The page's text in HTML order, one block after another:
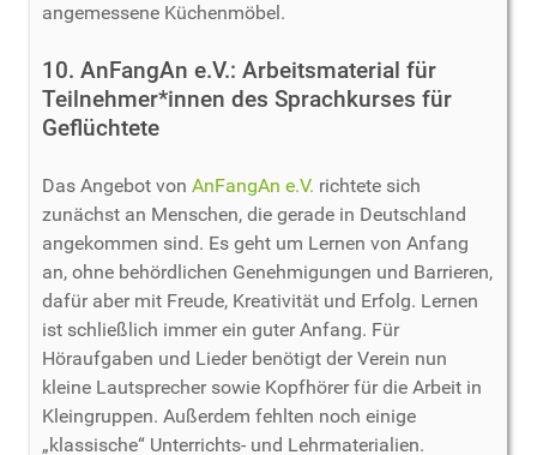
angemessene Küchenmöbel.
10. AnFangAn e.V.: Arbeitsmaterial für
Teilnehmer*innen des Sprachkurses für
Geflüchtete
Das Angebot von AnFangAn e.V. richtete sich
zunächst an Menschen, die gerade in Deutschland
angekommen sind. Es geht um Lernen von Anfang
an, ohne behördlichen Genehmigungen und Barrieren,
dafür aber mit Freude, Kreativität und Erfolg. Lernen
ist schließlich immer ein guter Anfang. Für
Höraufgaben und Lieder benötigt der Verein nun
kleine Lautsprecher sowie Kopfhörer für die Arbeit in
Kleingruppen. Außerdem fehlten noch einige
„klassische“ Unterrichts- und Lehrmaterialien.